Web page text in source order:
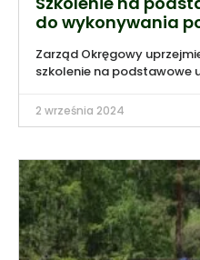
do wykonywania
Zarząd Okręgowy
szkolenie na podstawowe
2 września 2024